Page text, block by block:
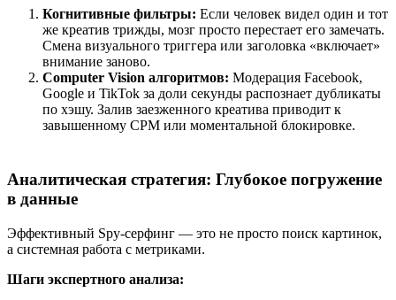
Когнитивные фильтры: Если человек видел один и тот
же креатив трижды, мозг просто перестает его замечать.
Смена визуального триггера или заголовка «включает»
внимание заново.
Computer Vision алгоритмов: Модерация Facebook,
Google и TikTok за доли секунды распознает дубликаты
по хэшу. Залив заезженного креатива приводит к
завышенному CPM или моментальной блокировке.
Аналитическая стратегия: Глубокое погружение
в данные
Эффективный Spy-серфинг — это не просто поиск картинок,
а системная работа с метриками.
Шаги экспертного анализа: